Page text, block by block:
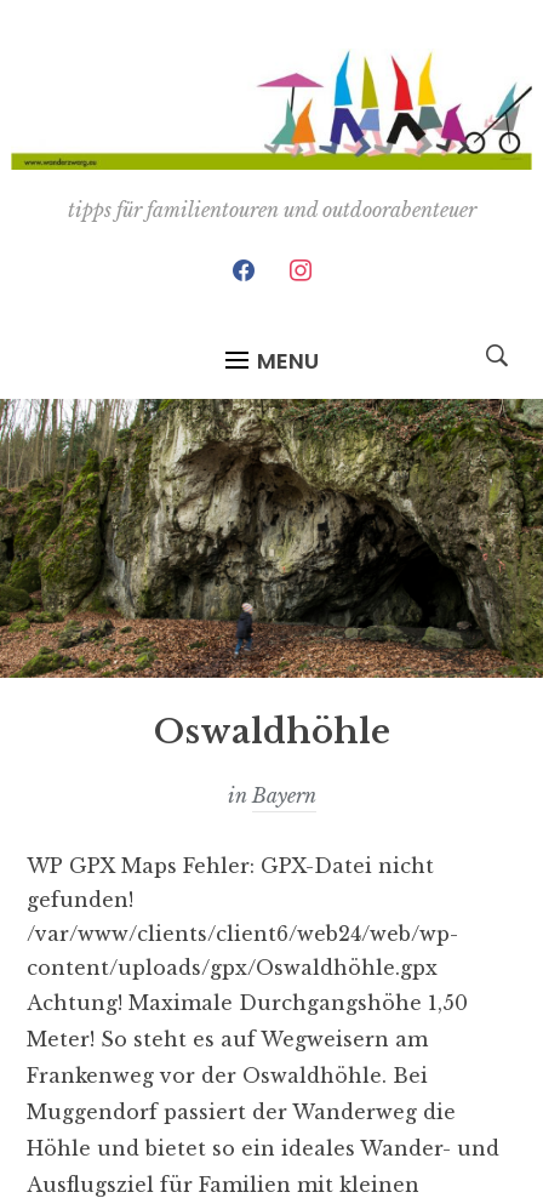
tipps für familientouren und outdoorabenteuer
facebookinstagram
MENU
Oswaldhöhle
in Bayern
WP GPX Maps Fehler: GPX-Datei nicht
gefunden!
/var/www/clients/client6/web24/web/wp-
content/uploads/gpx/Oswaldhöhle.gpx
Achtung! Maximale Durchgangshöhe 1,50
Meter! So steht es auf Wegweisern am
Frankenweg vor der Oswaldhöhle. Bei
Muggendorf passiert der Wanderweg die
Höhle und bietet so ein ideales Wander- und
Ausflugsziel für Familien mit kleinen